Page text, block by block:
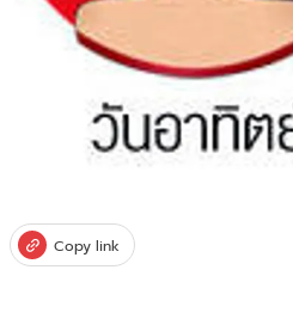
(ประเทศไทย) จำกัด
Copy link